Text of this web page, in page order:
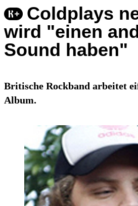
Coldplays
wird "einen
Sound haben"
Britische Rockband arbeitet
Album.